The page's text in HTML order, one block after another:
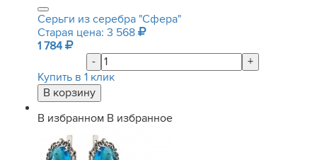
Серьги из серебра "Сфера"
Старая цена: 3 568
1 784
-
+
Купить в 1 клик
В избранном В избранное